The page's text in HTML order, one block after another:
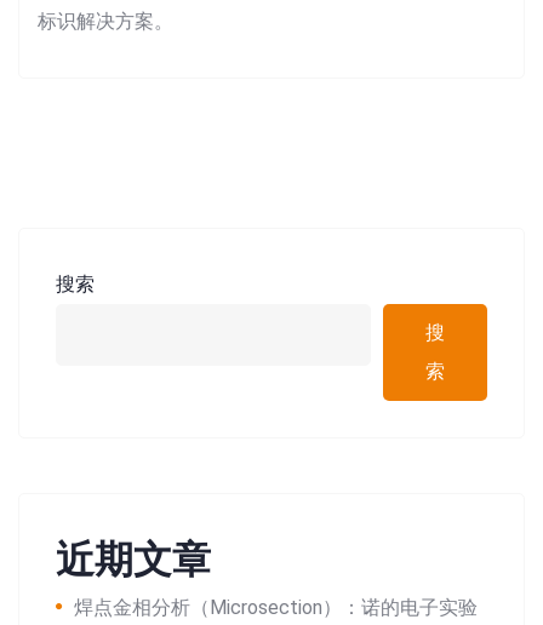
标识解决方案。
搜索
搜
索
近期文章
焊点金相分析（Microsection）：诺的电子实验